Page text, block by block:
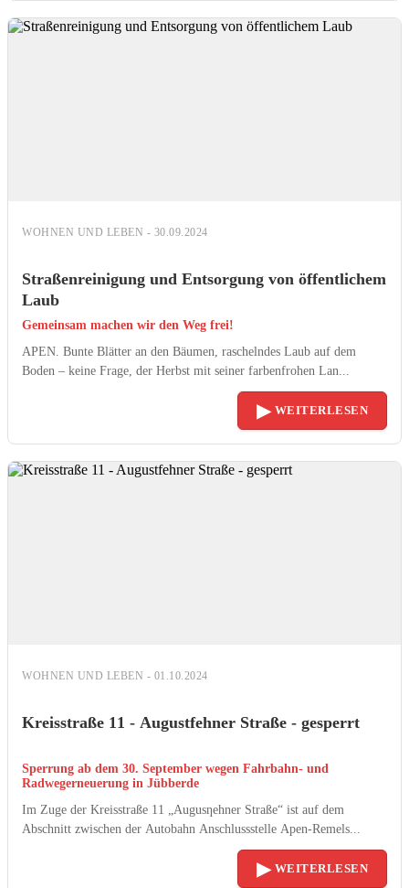
WOHNEN UND LEBEN - 30.09.2024
Straßenreinigung und Entsorgung von öffentlichem
Laub
Gemeinsam machen wir den Weg frei!
APEN. Bunte Blätter an den Bäumen, raschelndes Laub auf dem
Boden – keine Frage, der Herbst mit seiner farbenfrohen Lan...
▶ WEITERLESEN
WOHNEN UND LEBEN - 01.10.2024
Kreisstraße 11 - Augustfehner Straße - gesperrt
Sperrung ab dem 30. September wegen Fahrbahn- und
Radwegerneuerung in Jübberde
Im Zuge der Kreisstraße 11 „Augusƞehner Straße“ ist auf dem
Abschnitt zwischen der Autobahn Anschlussstelle Apen-Remels...
▶ WEITERLESEN